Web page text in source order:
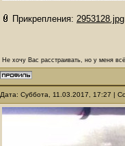
Прикрепления: 2953128.jpg
Не хочу Вас расстраивать, но у меня
Дата: Суббота, 11.03.2017, 17:27 |